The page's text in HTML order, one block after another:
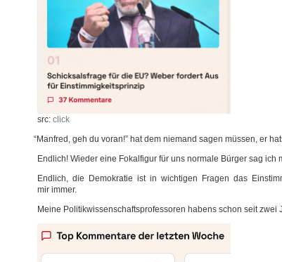
src: click
“Man­fred, geh du vor­an!” hat dem nie­mand sagen müs­sen, er
End­lich! Wie­der eine Fokal­fi­gur für uns nor­ma­le Bür­ger sag ich
End­lich, die Demo­kra­tie ist in wich­ti­gen Fra­gen das
mir immer.
Mei­ne Poli­tik­wis­sen­schafts­pro­fes­so­ren habens schon seit zwei